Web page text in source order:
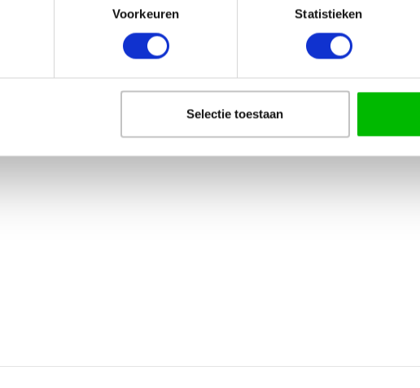
Voorkeuren Statistieken
Selectie toestaan